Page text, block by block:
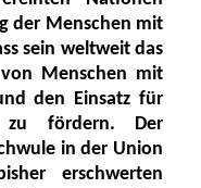
der Menschen mit
sein weltweit das
Menschen mit
den Einsatz für
zu fördern. Der
in der Union
erschwerten